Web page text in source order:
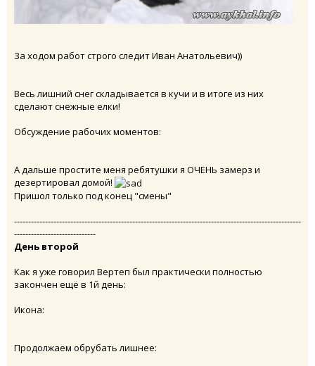
За ходом работ строго следит Иван Анатольевич))
Весь лишний снег складывается в кучи и в итоге из них
сделают снежные елки!
Обсуждение рабочих моментов:
А дальше простите меня ребятушки я ОЧЕНЬ замерз и
дезертировал домой!
Пришол только под конец "смены"
------------------------------------------------------------------------------------------------------
-----------------------------
День второй
Как я уже говорил Вертеп был практически полностью
закончен ещё в 1й день:
Икона:
Продолжаем обрубать лишнее: